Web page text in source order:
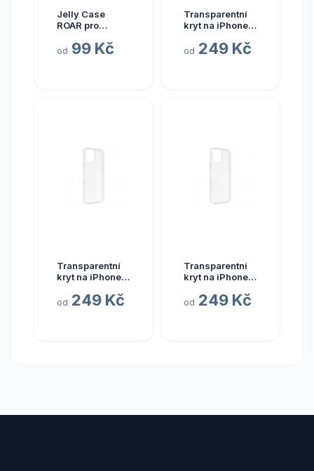
Jelly Case
ROAR pro
od 99 Kč
Transparentní
kryt na iPhone
od 249 Kč
Transparentní
kryt na iPhone
od 249 Kč
Transparentní
kryt na iPhone
od 249 Kč